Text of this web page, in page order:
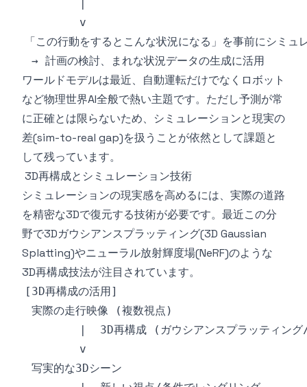
ワールドモデルは最近、自動運転だけでなくロボット
など物理世界AI全般で熱い主題です。ただし予測が常
に正確とは限らないため、シミュレーションと現実の
差(sim-to-real gap)を扱うことが依然として課題と
して残っています。
3D再構成とシミュレーション技術
シミュレーションの現実感を高めるには、実際の道路
を精密な3Dで復元する技術が必要です。最近この分
野で3Dガウシアンスプラッティング(3D Gaussian
Splatting)やニューラル放射輝度場(NeRF)のような
3D再構成技法が注目されています。